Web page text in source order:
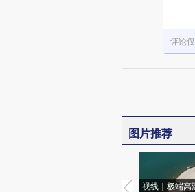
评论
图片推荐
视线｜极端高